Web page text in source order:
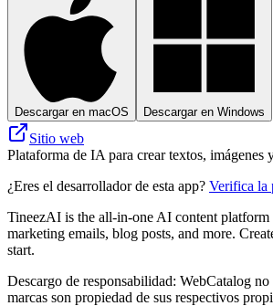
Descargar en macOS Descargar en Windows
Sitio web
Plataforma de IA para crear textos,
¿Eres el desarrollador de esta app? Verifica la
TineezAI is the all-in-one AI content
marketing emails, blog posts, and more.
start.
Descargo de responsabilidad: WebCatalog
marcas son propiedad de sus respectivos